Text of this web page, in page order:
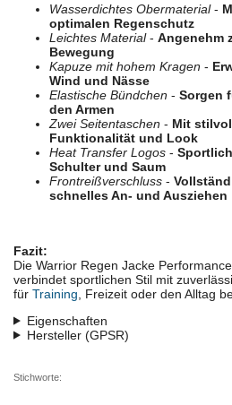
Wasserdichtes Obermaterial-
optimalen Regenschutz
Leichtes Material- Angenehm
Bewegung
Kapuze mit hohem Kragen -
Wind und Nässe
Elastische Bündchen - Sorgen
den Armen
Zwei Seitentaschen - Mit
Funktionalität und Look
Heat Transfer Logos -
Schulter und Saum
Frontreißverschluss -
schnelles An- und Ausziehen
Fazit:
Die Warrior Regen Jacke
verbindet sportlichen Stil mit
für Training , Freizeit oder den Alltag
Eigenschaften
Hersteller (GPSR)
Stichworte: